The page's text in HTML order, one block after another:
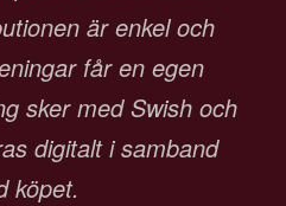
är enkel och
får en egen
sker med Swish och
digitalt i samband
köpet.